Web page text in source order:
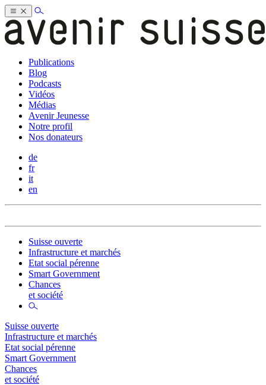
Publications
Blog
Podcasts
Vidéos
Médias
Avenir Jeunesse
Notre profil
Nos donateurs
de
fr
it
en
Suisse ouverte
Infrastructure et marchés
Etat social pérenne
Smart Government
Chances
et société
Suisse ouverte
Infrastructure et marchés
Etat social pérenne
Smart Government
Chances
et société